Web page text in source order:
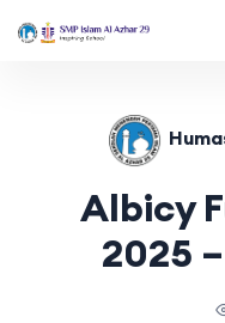
Albicy
2025